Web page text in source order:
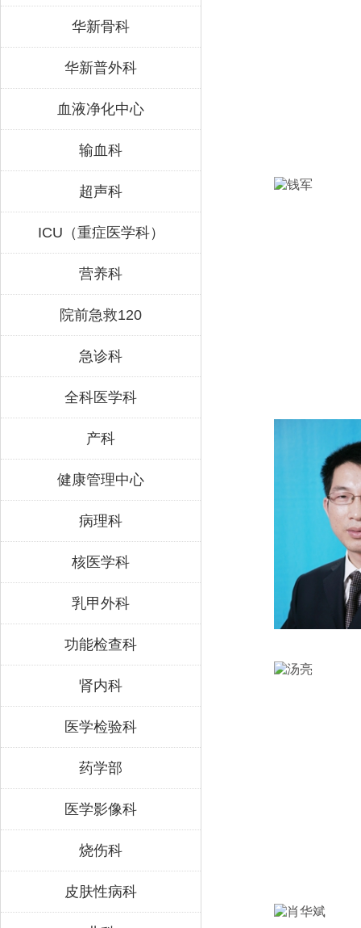
华新骨科
华新普外科
血液净化中心
输血科
超声科
ICU（重症医学科）
营养科
院前急救120
急诊科
全科医学科
产科
健康管理中心
病理科
核医学科
乳甲外科
功能检查科
肾内科
医学检验科
药学部
医学影像科
烧伤科
皮肤性病科